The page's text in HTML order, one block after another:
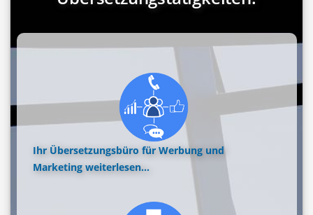
Ihr Übersetzungsbüro für Werbung und
Marketing weiterlesen...